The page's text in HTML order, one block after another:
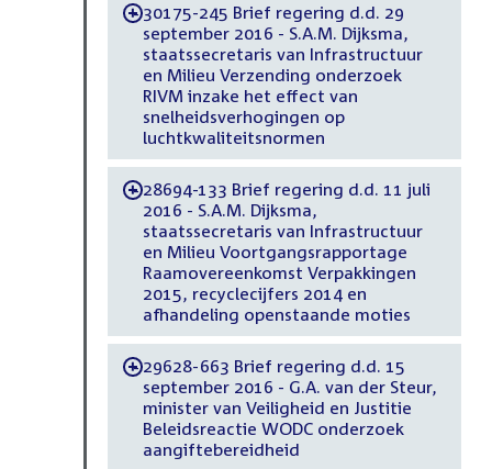
-30175-245 Brief regering d.d. 29
september 2016 - S.A.M. Dijksma,
staatssecretaris van Infrastructuur
en Milieu Verzending onderzoek
RIVM inzake het effect van
snelheidsverhogingen op
luchtkwaliteitsnormen
-28694-133 Brief regering d.d. 11 juli
2016 - S.A.M. Dijksma,
staatssecretaris van Infrastructuur
en Milieu Voortgangsrapportage
Raamovereenkomst Verpakkingen
2015, recyclecijfers 2014 en
afhandeling openstaande moties
-29628-663 Brief regering d.d. 15
september 2016 - G.A. van der Steur,
minister van Veiligheid en Justitie
Beleidsreactie WODC onderzoek
aangiftebereidheid